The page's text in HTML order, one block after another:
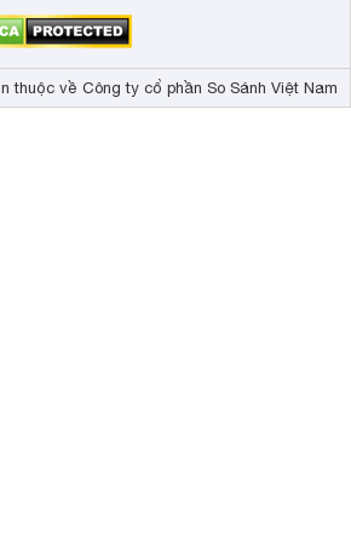
thuộc về Công ty cổ phần So Sánh Việt Nam